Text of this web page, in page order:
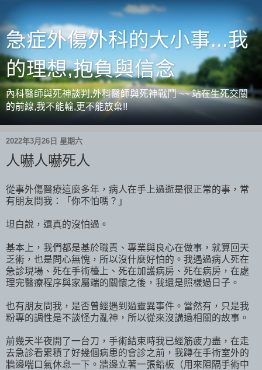
急症外傷外科的大小事...我
的理想,抱負與信念
內科醫師與死神談判,外科醫師與死神戰鬥 ~~ 站在生死交關
的前線,我不能輸,更不能放棄!!
2022年3月26日 星期六
人嚇人嚇死人
從事外傷醫療這麼多年，病人在手上過逝是很正常的事，常
有朋友問我：「你不怕嗎？」
坦白說，還真的沒怕過。
基本上，我們都是基於職責、專業與良心在做事，就算回天
乏術，也是問心無愧，所以沒什麼好怕的。我遇過病人死在
急診現場、死在手術檯上、死在加護病房、死在病房，在處
理完醫療程序與家屬端的關懷之後，我還是照樣過日子。
也有朋友問我，是否曾經遇到過靈異事件。當然有，只是我
粉專的調性是不談怪力亂神，所以從來沒講過相關的故事。
前幾天半夜開了一台刀，手術結束時我已經筋疲力盡，在走
去急診看累積了好幾個病患的會診之前，我蹲在手術室外的
牆邊喘口氣休息一下。牆邊立著一張鉛板（用來阻隔手術中